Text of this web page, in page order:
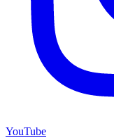
YouTube